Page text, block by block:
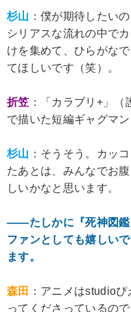
杉山 ：僕が期待したい
シリアスな流れの中で
けを集めて、ひらがな
てほしいです（笑）。
折笠 ：「カラブリ+」
で描いた短編ギャグマ
杉山 ：そうそう。カッ
たあとは、みんなでお
しいかなと思います。
――たしかに『死神図鑑
ファンとしても嬉しい
ます。
森田
：アニメはstudio
ってくださっているの